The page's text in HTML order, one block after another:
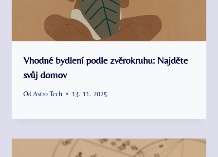
Vhodné bydlení podle zvěrokruhu: Najděte
svůj domov
Od Astro Tech 13. 11. 2025